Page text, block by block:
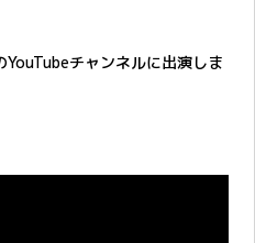
チャンネルに出演しま